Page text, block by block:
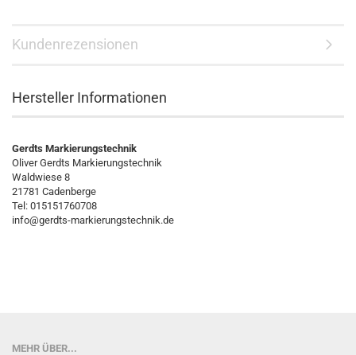
Kundenrezensionen
Hersteller Informationen
Gerdts Markierungstechnik
Oliver Gerdts Markierungstechnik
Waldwiese 8
21781 Cadenberge
Tel: 015151760708
info@gerdts-markierungstechnik.de
MEHR ÜBER...